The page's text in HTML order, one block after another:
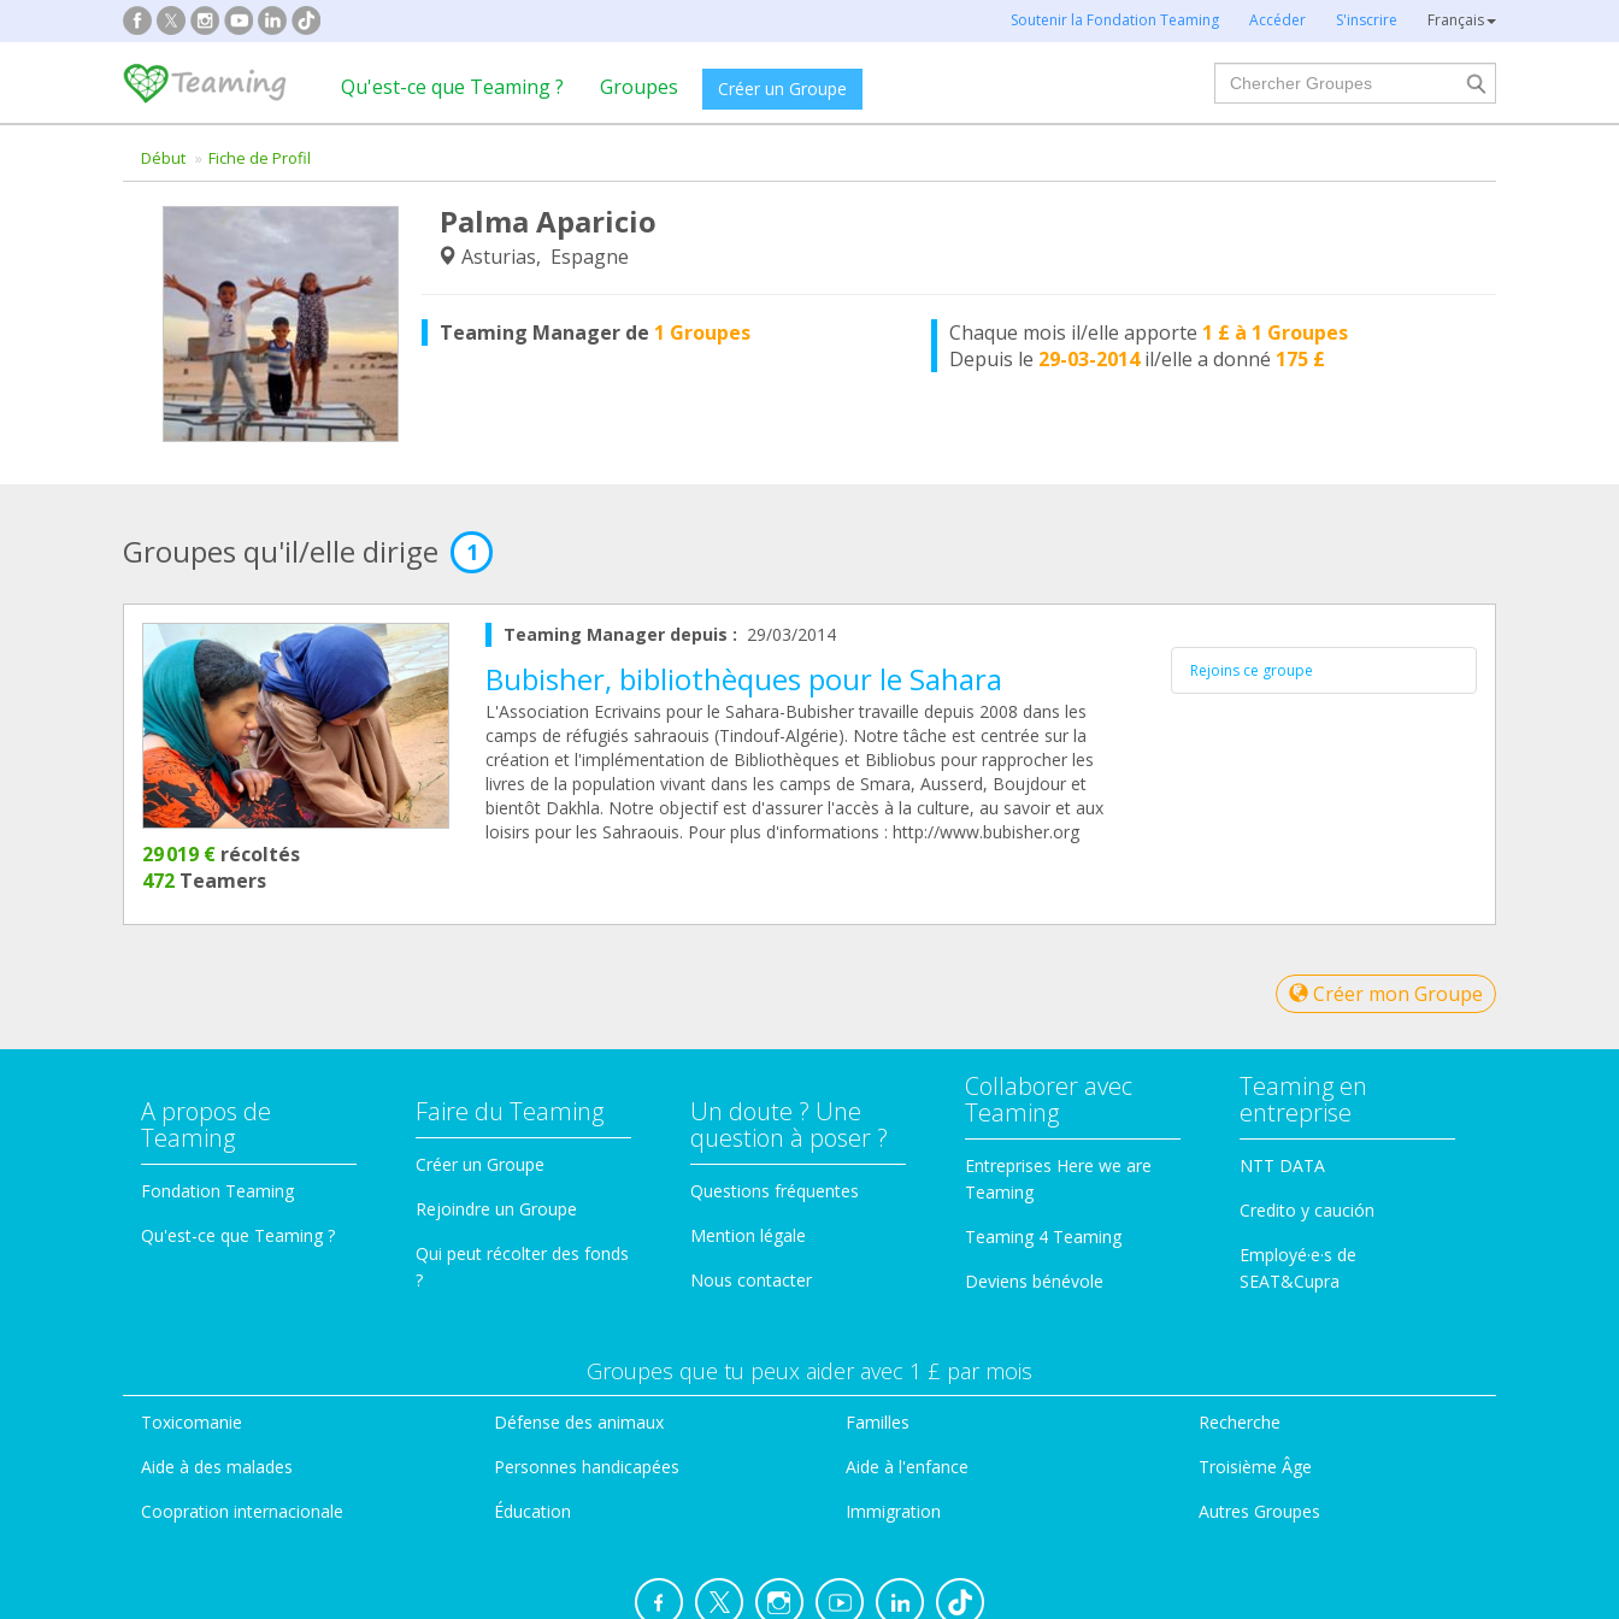
Soutenir la Fondation Teaming Accéder S'inscrire Français
Qu'est-ce que Teaming ? Groupes Créer un Groupe
Chercher
Début Fiche de Profil
Palma Aparicio
Asturias, Espagne
Teaming Manager de 1 Groupes Chaque mois il/elle apporte 1 £ à 1 Groupes
Depuis le 29-03-2014 il/elle a donné 175 £
Groupes qu'il/elle dirige 1
29 019 € récoltés
472 Teamers
Teaming Manager depuis : 29/03/2014
Bubisher, bibliothèques pour le Sahara
L'Association Ecrivains pour le Sahara-Bubisher travaille depuis 2008 dans les
camps de réfugiés sahraouis (Tindouf-Algérie). Notre tâche est centrée sur la
création et l'implémentation de Bibliothèques et Bibliobus pour rapprocher les
livres de la population vivant dans les camps de Smara, Ausserd, Boujdour et
bientôt Dakhla. Notre objectif est d'assurer l'accès à la culture, au savoir et aux
loisirs pour les Sahraouis. Pour plus d'informations : http://www.bubisher.org
Rejoins ce groupe
Créer mon Groupe
A propos de
Teaming
Fondation Teaming
Qu'est-ce que Teaming ?
Faire du Teaming
Créer un Groupe
Rejoindre un Groupe
Qui peut récolter des fonds
?
Un doute ? Une
question à poser ?
Questions fréquentes
Mention légale
Nous contacter
Collaborer avec
Teaming
Entreprises Here we are
Teaming
Teaming 4 Teaming
Deviens bénévole
Teaming en
entreprise
NTT DATA
Credito y caución
Employé·e·s de
SEAT&Cupra
Groupes que tu peux aider avec 1 £ par mois
Toxicomanie
Aide à des malades
Coopration internacionale
Défense des animaux
Personnes handicapées
Éducation
Familles
Aide à l'enfance
Immigration
Recherche
Troisième Âge
Autres Groupes